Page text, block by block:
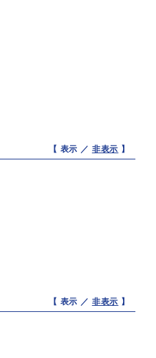
【 表示 ／ 非表示 】
【 表示 ／ 非表示 】